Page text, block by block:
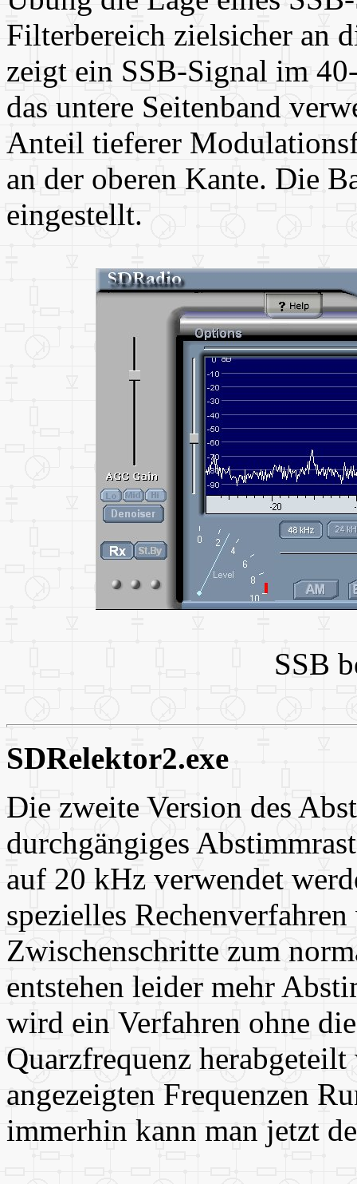
Filterbereich zielsicher an
zeigt ein SSB-Signal im
das untere Seitenband
Anteil tieferer
an der oberen Kante. Die
eingestellt.
SSB
SDRelektor2.exe
Die zweite Version des
durchgängiges
auf 20 kHz verwendet
spezielles
Zwischenschritte zum
entstehen leider mehr
wird ein Verfahren ohne
Quarzfrequenz
angezeigten Frequenzen
immerhin kann man jetzt